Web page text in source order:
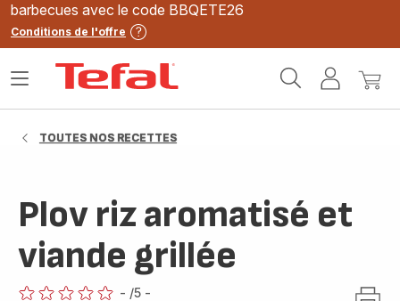
barbecues avec le code BBQETE26
Conditions de l'offre
MonMon
Ouvrir
TOUTES NOS RECETTES
Plov riz aromatisé et
viande grillée
- /5 -